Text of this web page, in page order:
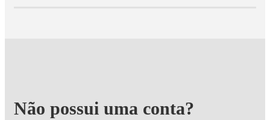
Não possui uma conta?